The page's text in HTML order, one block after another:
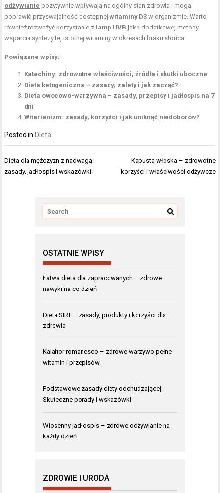
odżywianie pozytywnie wpływają na ogólny stan zdrowia i mogą
poprawić przyswajalność dostępnejwitaminy D3 w organizmie. Warto
również rozważyć korzystanie z lamp UVB jako dodatkowej metody
wsparcia syntezy tej istotnej witaminy w okresach braku słońca.
Powiązane wpisy:
Katechiny: zdrowotne właściwości, źródła i skutki uboczne
Dieta ketogeniczna – zasady, zalety i jak zacząć?
Dieta owocowo-warzywna – zasady, przepisy i jadłospis na 7
dni
Witarianizm: zasady, korzyści i jak uniknąć niedoborów?
Posted in Dieta
Nawigacja
wpisu
Dieta dla mężczyzn z nadwagą:
zasady, jadłospis i wskazówki
Kapusta włoska – zdrowotne
korzyści i właściwości odżywcze
OSTATNIE WPISY
Łatwa dieta dla zapracowanych – zdrowe
nawyki na co dzień
Dieta SIRT – zasady, produkty i korzyści dla
zdrowia
Kalafior romanesco – zdrowe warzywo pełne
witamin i przepisów
Podstawowe zasady diety odchudzającej:
Skuteczne porady i wskazówki
Wiosenny jadłospis – zdrowe odżywianie na
każdy dzień
ZDROWIE I URODA